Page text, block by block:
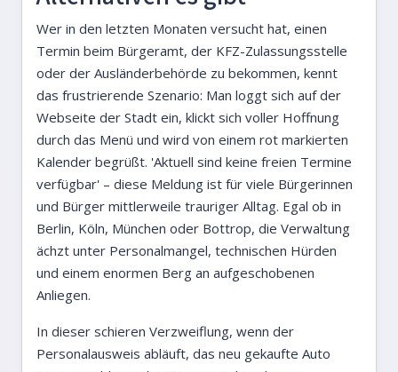
Wer in den letzten Monaten versucht hat, einen
Termin beim Bürgeramt, der KFZ-Zulassungsstelle
oder der Ausländerbehörde zu bekommen, kennt
das frustrierende Szenario: Man loggt sich auf der
Webseite der Stadt ein, klickt sich voller Hoffnung
durch das Menü und wird von einem rot markierten
Kalender begrüßt. 'Aktuell sind keine freien Termine
verfügbar' – diese Meldung ist für viele Bürgerinnen
und Bürger mittlerweile trauriger Alltag. Egal ob in
Berlin, Köln, München oder Bottrop, die Verwaltung
ächzt unter Personalmangel, technischen Hürden
und einem enormen Berg an aufgeschobenen
Anliegen.
In dieser schieren Verzweiflung, wenn der
Personalausweis abläuft, das neu gekaufte Auto